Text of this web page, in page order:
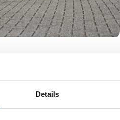
Details
de nieuwe generatie
segment. Dit model
mobiliteit willen
De verwachte actieradius
intensief zakelijk gebruik. Het
ondersteuning en een rustige